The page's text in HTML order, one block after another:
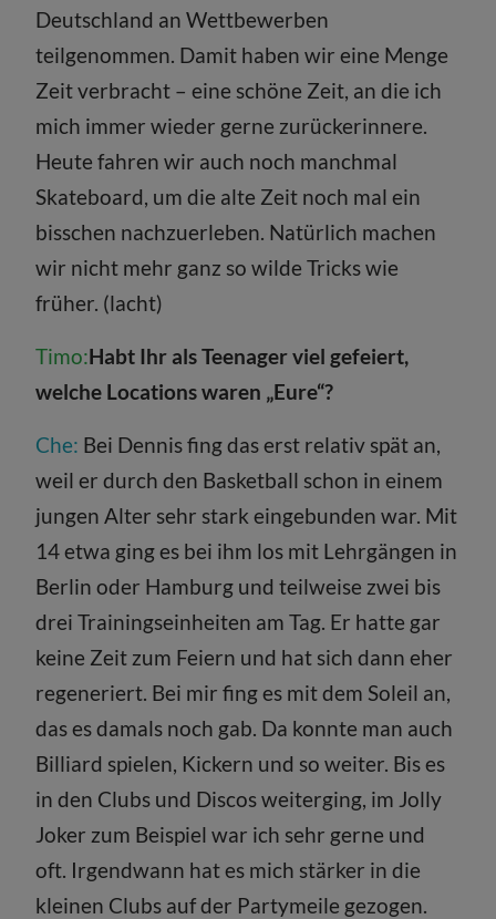
Deutschland an Wettbewerben
teilgenommen. Damit haben wir eine Menge
Zeit verbracht – eine schöne Zeit, an die ich
mich immer wieder gerne zurückerinnere.
Heute fahren wir auch noch manchmal
Skateboard, um die alte Zeit noch mal ein
bisschen nachzuerleben. Natürlich machen
wir nicht mehr ganz so wilde Tricks wie
früher. (lacht)
Timo:Habt Ihr als Teenager viel gefeiert,
welche Locations waren „Eure“?
Che: Bei Dennis fing das erst relativ spät an,
weil er durch den Basketball schon in einem
jungen Alter sehr stark eingebunden war. Mit
14 etwa ging es bei ihm los mit Lehrgängen in
Berlin oder Hamburg und teilweise zwei bis
drei Trainingseinheiten am Tag. Er hatte gar
keine Zeit zum Feiern und hat sich dann eher
regeneriert. Bei mir fing es mit dem Soleil an,
das es damals noch gab. Da konnte man auch
Billiard spielen, Kickern und so weiter. Bis es
in den Clubs und Discos weiterging, im Jolly
Joker zum Beispiel war ich sehr gerne und
oft. Irgendwann hat es mich stärker in die
kleinen Clubs auf der Partymeile gezogen.